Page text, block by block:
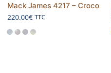
Mack James 4217 – Croco
220.00€ TTC